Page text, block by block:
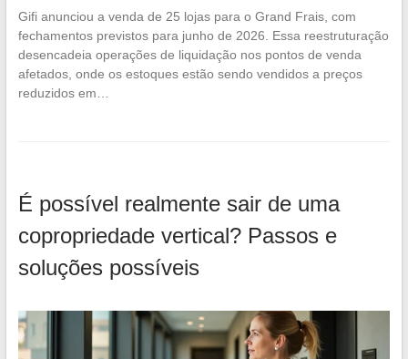
Gifi anunciou a venda de 25 lojas para o Grand Frais, com
fechamentos previstos para junho de 2026. Essa reestruturação
desencadeia operações de liquidação nos pontos de venda
afetados, onde os estoques estão sendo vendidos a preços
reduzidos em…
É possível realmente sair de uma
copropriedade vertical? Passos e
soluções possíveis